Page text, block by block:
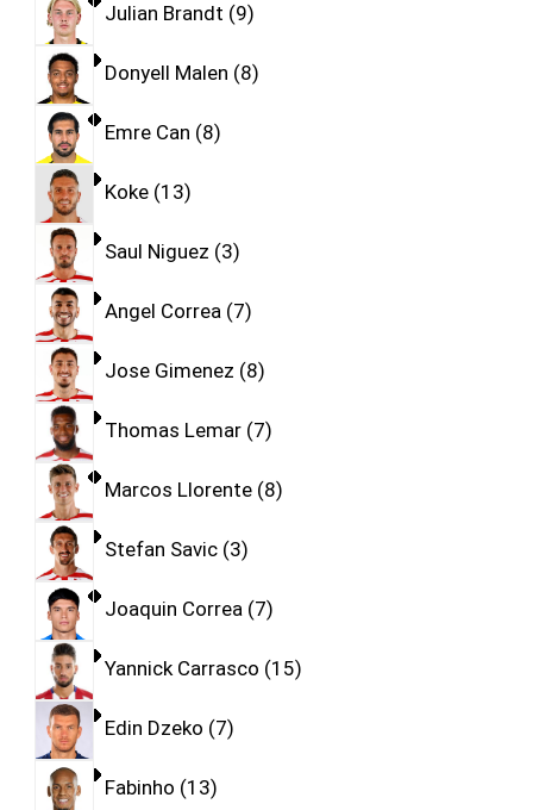
Julian Brandt 9
Donyell Malen 8
Emre Can 8
Koke 13
Saul Niguez 3
Angel Correa 7
Jose Gimenez 8
Thomas Lemar 7
Marcos Llorente 8
Stefan Savic 3
Joaquin Correa 7
Yannick Carrasco 15
Edin Dzeko 7
Fabinho 13